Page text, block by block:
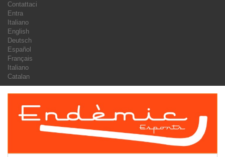
Contattaci
Entra
Italiano
English
Deutsch
Español
Français
Italiano
Catalan